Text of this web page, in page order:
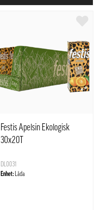
Festis Apelsin Ekologisk
30x20T
DL0031
Enhet: Låda